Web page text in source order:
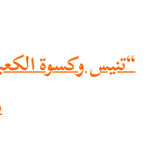
“تنيس وكسوة